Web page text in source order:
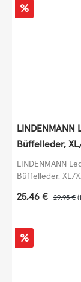
Rabatt
%
Büffelleder,
LINDENMANN
Büffelleder, XL/
25,46 € 29,95 €
Rabatt
%